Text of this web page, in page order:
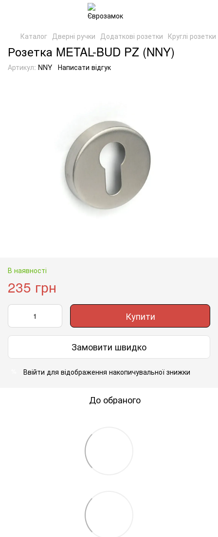
Каталог Дверні ручки Додаткові розетки Круглі розетки
Розетка METAL-BUD PZ (NNY)
Артикул: NNY Написати відгук
В наявності
235 грн
Купити
Замовити швидко
Ввійти для відображення накопичувальної знижки
До обраного